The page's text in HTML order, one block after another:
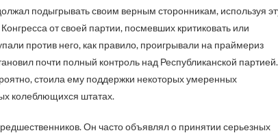
подыгрывать своим верным сторонникам, используя
от своей партии, посмевших критиковать или
против него, как правило, проигрывали на праймериз
почти полный контроль над Республиканской партией.
стоила ему поддержки некоторых умеренных
колеблющихся штатах.
Он часто объявлял о принятии серьезных